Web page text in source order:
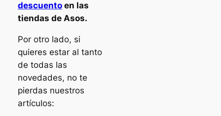
descuentoen las
tiendas de Asos.
Por otro lado, si
quieres estar al tanto
de todas las
novedades, no te
pierdas nuestros
artículos: